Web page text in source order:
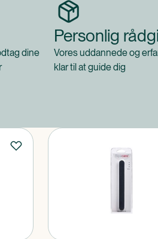
dine
Personlig
Vores uddannede og
klar til at guide dig